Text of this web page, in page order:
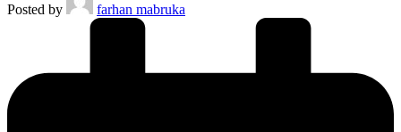
Posted by farhan mabruka